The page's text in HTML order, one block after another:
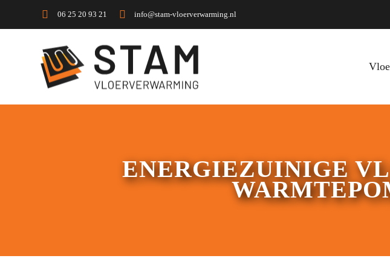
06 25 20 93 21 info@stam-vloerverwarming.nl
ENERGIEZUINIGE